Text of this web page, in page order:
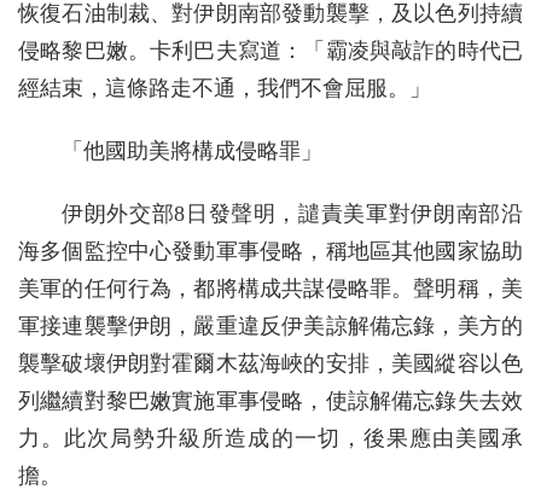
恢復石油制裁、對伊朗南部發動襲擊，及以色列持續
侵略黎巴嫩。卡利巴夫寫道：「霸凌與敲詐的時代已
經結束，這條路走不通，我們不會屈服。」
「他國助美將構成侵略罪」
伊朗外交部8日發聲明，譴責美軍對伊朗南部沿
海多個監控中心發動軍事侵略，稱地區其他國家協助
美軍的任何行為，都將構成共謀侵略罪。聲明稱，美
軍接連襲擊伊朗，嚴重違反伊美諒解備忘錄，美方的
襲擊破壞伊朗對霍爾木茲海峽的安排，美國縱容以色
列繼續對黎巴嫩實施軍事侵略，使諒解備忘錄失去效
力。此次局勢升級所造成的一切，後果應由美國承
擔。